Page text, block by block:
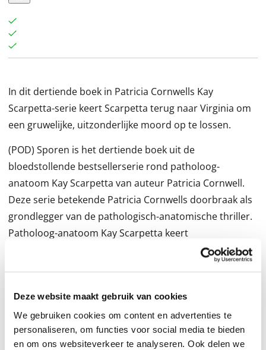
Deze website maakt gebruik van cookies
We gebruiken cookies om content en advertenties te
personaliseren, om functies voor social media te bieden
en om ons websiteverkeer te analyseren. Ook delen we
In dit dertiende boek in Patricia Cornwells Kay
Scarpetta-serie keert Scarpetta terug naar Virginia om
een gruwelijke, uitzonderlijke moord op te lossen.
(POD) Sporen is het dertiende boek uit de
bloedstollende bestsellerserie rond patholoog-
anatoom Kay Scarpetta van auteur Patricia Cornwell.
Deze serie betekende Patricia Cornwells doorbraak als
grondlegger van de pathologisch-anatomische thriller.
Patholoog-anatoom Kay Scarpetta keert
noodgedwongen terug naar het onderzoekscentrum
waar ze vijf jaar eerder na dramatische gebeurtenissen
haar hulp nodig bij een uitzonderlijke lijkschouwing:
een veertienjarig meisje is vermoord en tot dusver zijn
er zeer weinig aanwijzingen die tot een dader kunnen